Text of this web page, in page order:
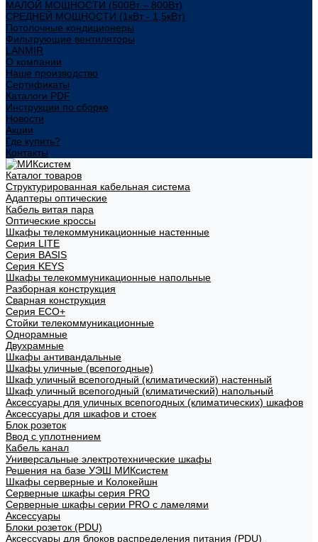
МАЛОЙ МОЩНОСТИ (500Вт – 800Вт)
СРЕДНЕЙ МОЩНОСТИ (1кВт - 1,5кВт)
Потолочные кондиционеры
Фильтрующие вентиляторы
LANMIR
О компании
Наше производство
Сертификаты
Каталоги PDF
Инструкции по сборке
Новости
Акции
Где купить?
Контакты
Каталог товаров
Структурированная кабельная система
Адаптеры оптические
Кабель витая пара
Оптические кроссы
Шкафы телекоммуникационные настенные
Cерия LITE
Cерия BASIS
Cерия KEYS
Шкафы телекоммуникационные напольные
Разборная конструкция
Сварная конструкция
Серия ECO+
Стойки телекоммуникационные
Однорамные
Двухрамные
Шкафы антивандальные
Шкафы уличные (всепогодные)
Шкаф уличный всепогодный (климатический) настенный
Шкаф уличный всепогодный (климатический) напольный
Аксессуары для уличных всепогодных (климатических) шкафов
Аксессуары для шкафов и стоек
Блок розеток
Ввод с уплотнением
Кабель канал
Универсальные электротехнические шкафы
Решения на базе УЭШ МИКсистем
Шкафы серверные и Колокейшн
Серверные шкафы серия PRO
Серверные шкафы серии PRO с ламелями
Аксессуары
Блоки розеток (PDU)
Аксессуары для блоков распределения питания (PDU)